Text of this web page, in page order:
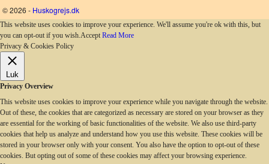
© 2026 - Huskogrejs.dk
This website uses cookies to improve your experience. We'll assume you're ok with this, but
you can opt-out if you wish.Accept Read More
Privacy & Cookies Policy
Luk
Privacy Overview
This website uses cookies to improve your experience while you navigate through the website.
Out of these, the cookies that are categorized as necessary are stored on your browser as they
are essential for the working of basic functionalities of the website. We also use third-party
cookies that help us analyze and understand how you use this website. These cookies will be
stored in your browser only with your consent. You also have the option to opt-out of these
cookies. But opting out of some of these cookies may affect your browsing experience.